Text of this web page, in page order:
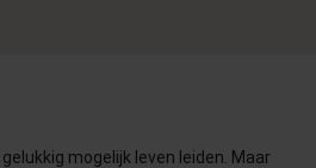
mogelijk leven leiden. Maar